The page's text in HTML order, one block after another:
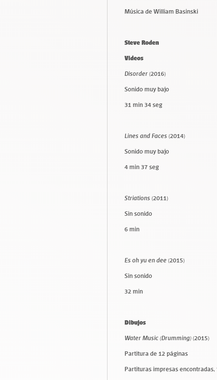
Música de William Basinski
Steve Roden
Videos
Disorder (2016)
Sonido muy bajo
31 min 34 seg
Lines and Faces (2014)
Sonido muy bajo
4 min 37 seg
Striations (2011)
Sin sonido
6 min
Es oh yu en dee (2015)
Sin sonido
32 min
Dibujos
Water Music (Drumming) (2015)
Partitura de 12 páginas
Partituras impresas